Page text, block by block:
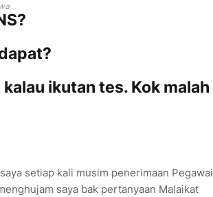
ikutan tes. Kok malah
setiap kali musim penerimaan Pegawai
saya bak pertanyaan Malaikat